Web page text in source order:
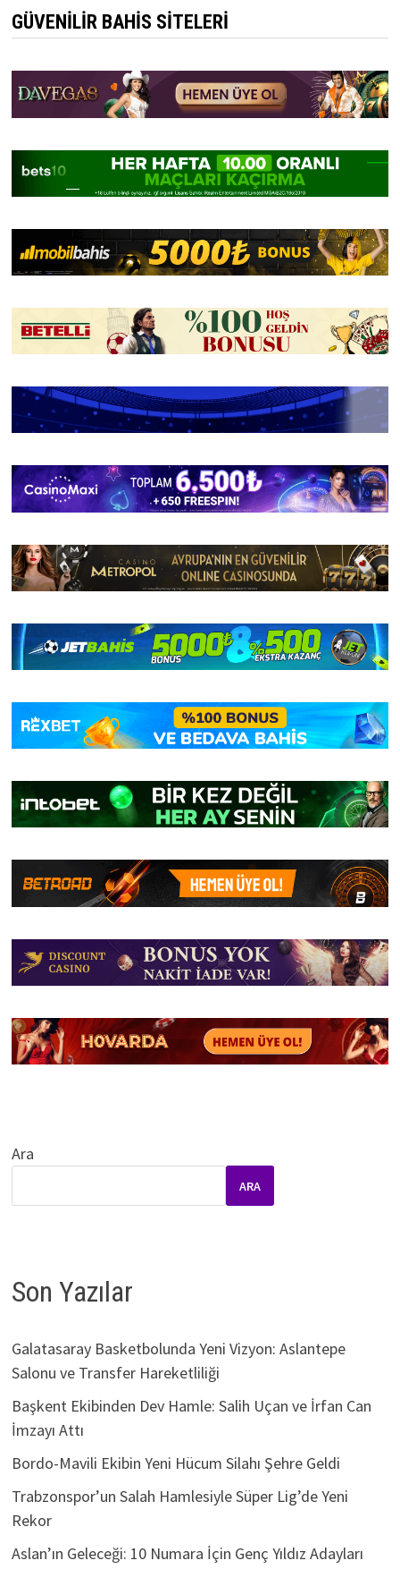
GÜVENILIR BAHIS SITELERI
Ara
ARA
Son Yazılar
Galatasaray Basketbolunda Yeni Vizyon: Aslantepe
Salonu ve Transfer Hareketliliği
Başkent Ekibinden Dev Hamle: Salih Uçan ve İrfan Can
İmzayı Attı
Bordo-Mavili Ekibin Yeni Hücum Silahı Şehre Geldi
Trabzonspor’un Salah Hamlesiyle Süper Lig’de Yeni
Rekor
Aslan’ın Geleceği: 10 Numara İçin Genç Yıldız Adayları